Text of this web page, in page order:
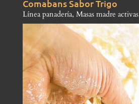
Comabans Sabor Trigo
Línea panadería, Masas madre activas